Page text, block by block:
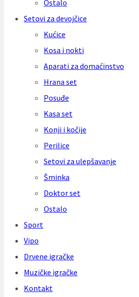
Ostalo
Setovi za devojčice
Kućice
Kosa i nokti
Aparati za domaćinstvo
Hrana set
Posuđe
Kasa set
Konji i kočije
Perilice
Setovi za ulepšavanje
Šminka
Doktor set
Ostalo
Sport
Vipo
Drvene igračke
Muzičke igračke
Kontakt